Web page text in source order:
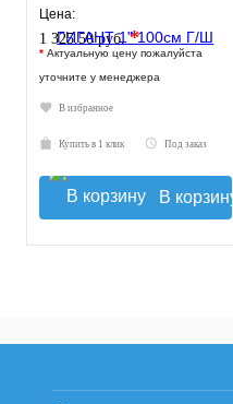
оплетка
Цена:
1 325.50 руб.*
* Актуальную цену пожалуйста
уточните у менеджера
В избранное
Купить в 1 клик Под заказ
В корзину